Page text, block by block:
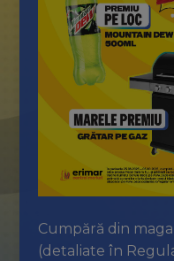
Cumpără din
(detaliate în